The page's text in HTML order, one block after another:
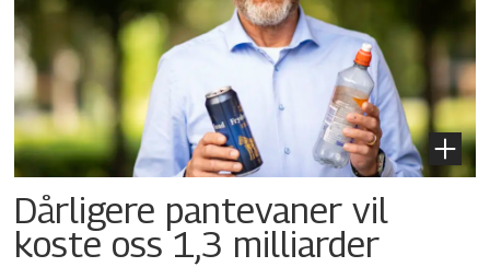
Dårligere pantevaner vil
koste oss 1,3 milliarder